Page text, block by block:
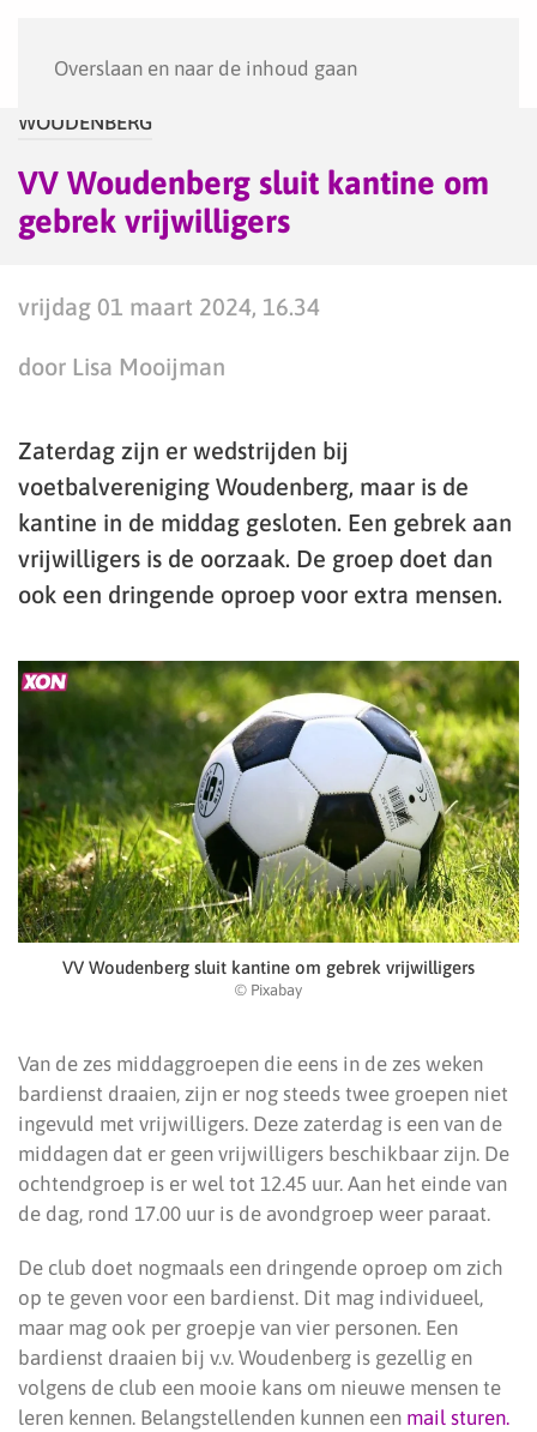
Overslaan en naar de inhoud gaan
WOUDENBERG
VV Woudenberg sluit kantine om
gebrek vrijwilligers
vrijdag 01 maart 2024, 16.34
door Lisa Mooijman
Zaterdag zijn er wedstrijden bij
voetbalvereniging Woudenberg, maar is de
kantine in de middag gesloten. Een gebrek aan
vrijwilligers is de oorzaak. De groep doet dan
ook een dringende oproep voor extra mensen.
VV Woudenberg sluit kantine om gebrek vrijwilligers
© Pixabay
Van de zes middaggroepen die eens in de zes weken
bardienst draaien, zijn er nog steeds twee groepen niet
ingevuld met vrijwilligers. Deze zaterdag is een van de
middagen dat er geen vrijwilligers beschikbaar zijn. De
ochtendgroep is er wel tot 12.45 uur. Aan het einde van
de dag, rond 17.00 uur is de avondgroep weer paraat.
De club doet nogmaals een dringende oproep om zich
op te geven voor een bardienst. Dit mag individueel,
maar mag ook per groepje van vier personen. Een
bardienst draaien bij v.v. Woudenberg is gezellig en
volgens de club een mooie kans om nieuwe mensen te
leren kennen. Belangstellenden kunnen een mail sturen.